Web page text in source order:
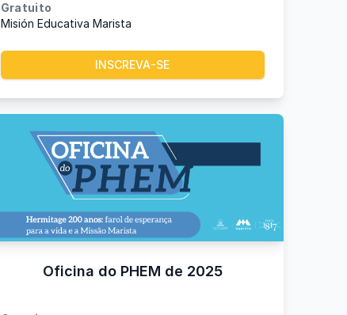
Gratuito
Misión Educativa Marista
INSCREVA-SE
Oficina do PHEM de 2025